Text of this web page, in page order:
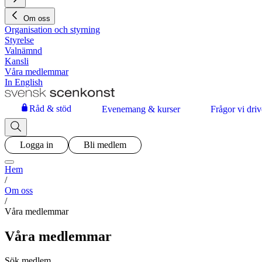
Om oss
Organisation och styrning
Styrelse
Valnämnd
Kansli
Våra medlemmar
In English
Råd & stöd Evenemang & kurser Frågor vi
Logga in Bli medlem
Hem
/
Om oss
/
Våra medlemmar
Våra medlemmar